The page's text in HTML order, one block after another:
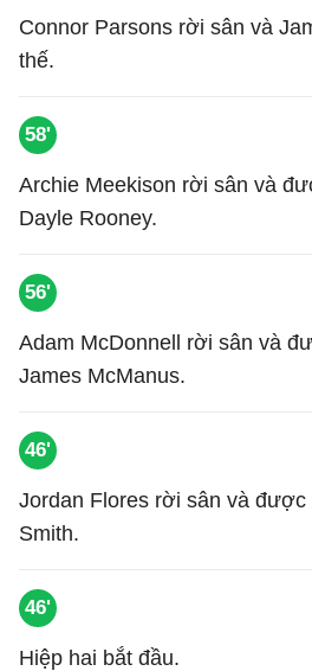
Connor Parsons rời sân và
thế.
58'
Archie Meekison rời sân và
Dayle Rooney.
56'
Adam McDonnell rời sân và
James McManus.
46'
Jordan Flores rời sân và được
Smith.
46'
Hiệp hai bắt đầu.